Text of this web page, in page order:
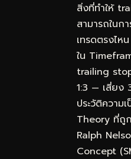
สิ่งที่ทำให้
สามารถในก
เทรดตรงไ
ใน
trailing
1:3 — เสี่ยง
ประวัติควา
Theory ที่ถู
Ralph
Concept